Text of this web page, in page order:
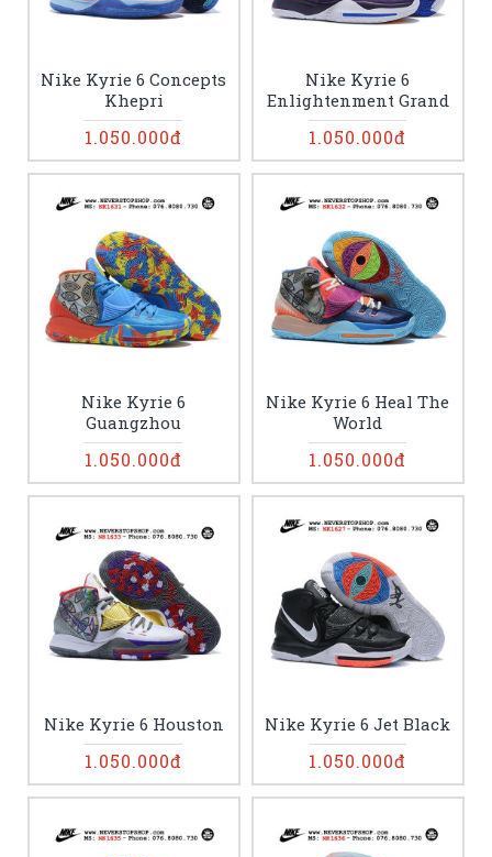
Nike Kyrie 6 Concepts
Khepri
1.050.000đ
Nike Kyrie 6
Enlightenment Grand
1.050.000đ
Nike Kyrie 6
Guangzhou
1.050.000đ
Nike Kyrie 6 Heal The
World
1.050.000đ
Nike Kyrie 6 Houston
1.050.000đ
Nike Kyrie 6 Jet Black
1.050.000đ